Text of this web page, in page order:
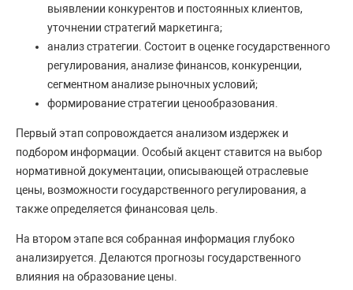
выявлении конкурентов и постоянных клиентов,
уточнении стратегий маркетинга;
анализ стратегии. Состоит в оценке государственного
регулирования, анализе финансов, конкуренции,
сегментном анализе рыночных условий;
формирование стратегии ценообразования.
Первый этап сопровождается анализом издержек и
подбором информации. Особый акцент ставится на выбор
нормативной документации, описывающей отраслевые
цены, возможности государственного регулирования, а
также определяется финансовая цель.
На втором этапе вся собранная информация глубоко
анализируется. Делаются прогнозы государственного
влияния на образование цены.